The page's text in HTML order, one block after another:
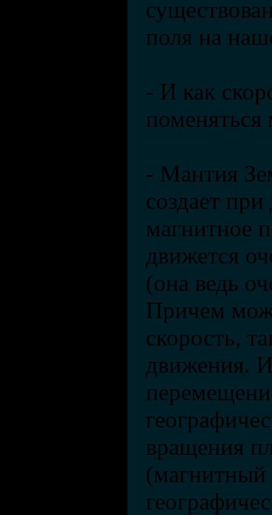
поля на
- И как
поменяться
- Мантия
создает
магнитное
движется
(она ведь
Причем
скорость,
движения.
вращения